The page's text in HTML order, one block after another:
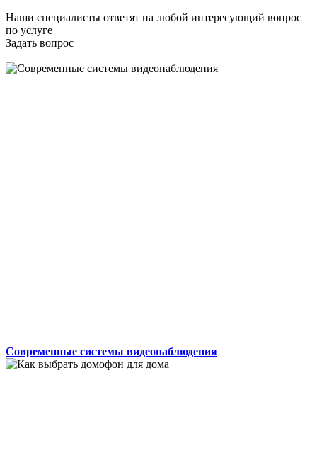
Наши специалисты ответят на любой интересующий вопрос
по услуге
Задать вопрос
Современные системы видеонаблюдения